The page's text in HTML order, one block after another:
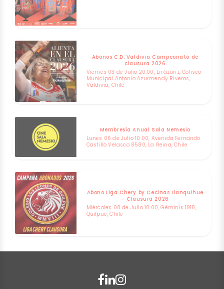
Abonos C.D. Valdivia Campeonato de
clausura 2026
Viernes 03 de Julio 20:00, Errázuriz, Coliseo
Municipal Antonio Azurmendy Riveros,
Valdivia, Chile
Membresía Anual Sala Nemesio
Lunes 06 de Julio 10:00, Avenida Fernando
Castillo Velasco 8580, La Reina, Chile
Abono Liga Chery by Cecinas Llanquihue
- Clausura 2026
Miércoles 08 de Julio 10:00, Géminis 1918,
Quilpué, Chile